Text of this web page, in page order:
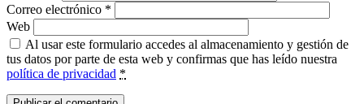
Correo electrónico *
Web
Al usar este formulario accedes al almacenamiento y gestión de
tus datos por parte de esta web y confirmas que has leído nuestra
política de privacidad *